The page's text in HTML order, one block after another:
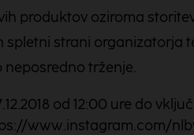
produktov oziroma
spletni strani organizatorja
trženje.
od 12:00 ure do
www.instagram.com/